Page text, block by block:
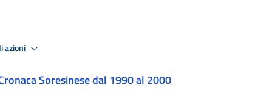
azioni
Soresinese dal 1990 al 2000